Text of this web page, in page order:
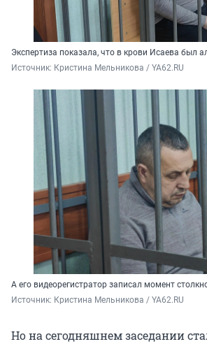
Экспертиза показала, что в крови Исаева был
Источник: Кристина Мельникова / YA62.RU
А его видеорегистратор записал момент
Источник: Кристина Мельникова / YA62.RU
Но на сегодняшнем заседании